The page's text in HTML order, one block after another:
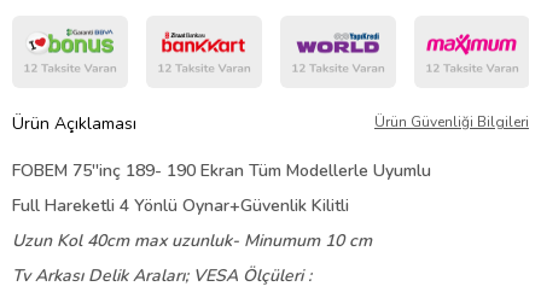
Ürün Açıklaması Ürün Güvenliği Bilgileri
FOBEM 75''inç 189- 190 Ekran Tüm Modellerle Uyumlu
Full Hareketli 4 Yönlü Oynar+Güvenlik Kilitli
Uzun Kol 40cm max uzunluk- Minumum 10 cm
Tv Arkası Delik Araları; VESA Ölçüleri :